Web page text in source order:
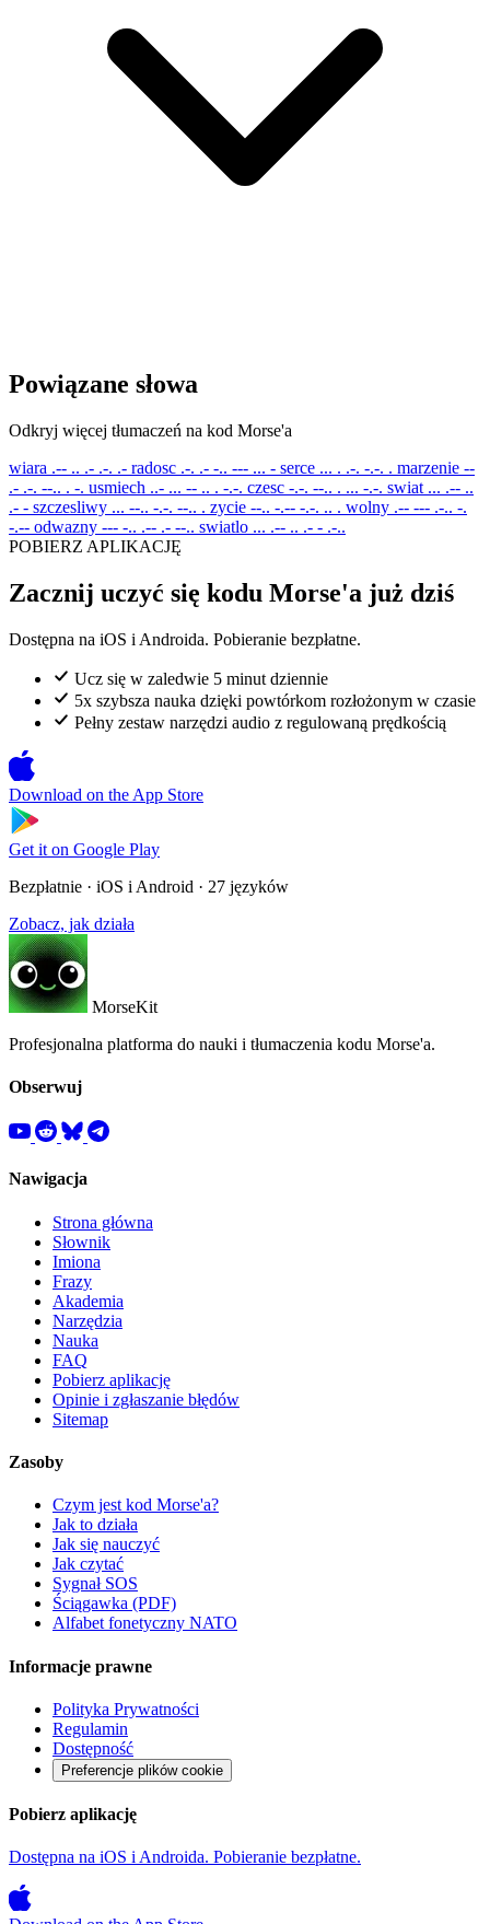
Powiązane słowa
Odkryj więcej tłumaczeń na kod Morse'a
wiara .-- .. .- .-. .- radosc .-. .- -.. --- ... - serce ... . .-. -.-. . marzenie --
.- .-. --.. . -. usmiech ..- ... -- .. . -.-. czesc -.-. --.. . ... -.-. swiat ... .-- ..
.- - szczesliwy ... --.. -.-. --.. . zycie --.. -.-- -.-. .. . wolny .-- --- .-.. -.
-.-- odwazny --- -.. .-- .- --.. swiatlo ... .-- .. .- - .-..
POBIERZ APLIKACJĘ
Zacznij uczyć się kodu Morse'a już dziś
Dostępna na iOS i Androida. Pobieranie bezpłatne.
Ucz się w zaledwie 5 minut dziennie
5x szybsza nauka dzięki powtórkom rozłożonym w czasie
Pełny zestaw narzędzi audio z regulowaną prędkością
Download on the App Store
Get it on Google Play
Bezpłatnie · iOS i Android · 27 języków
Zobacz, jak działa
MorseKit
Profesjonalna platforma do nauki i tłumaczenia kodu Morse'a.
Obserwuj
Nawigacja
Strona główna
Słownik
Imiona
Frazy
Akademia
Narzędzia
Nauka
FAQ
Pobierz aplikację
Opinie i zgłaszanie błędów
Sitemap
Zasoby
Czym jest kod Morse'a?
Jak to działa
Jak się nauczyć
Jak czytać
Sygnał SOS
Ściągawka (PDF)
Alfabet fonetyczny NATO
Informacje prawne
Polityka Prywatności
Regulamin
Dostępność
Preferencje plików cookie
Pobierz aplikację
Dostępna na iOS i Androida. Pobieranie bezpłatne.